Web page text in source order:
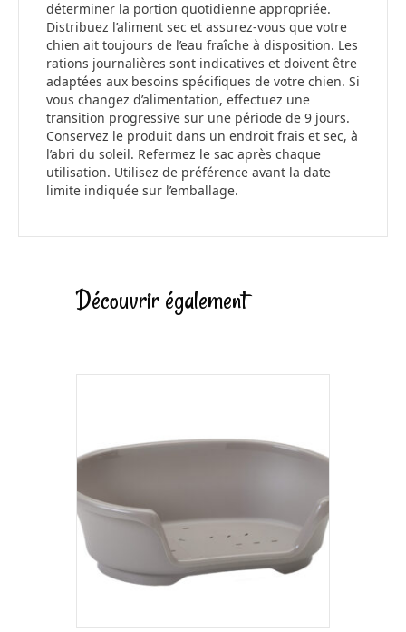
déterminer la portion quotidienne appropriée.
Distribuez l’aliment sec et assurez-vous que votre
chien ait toujours de l’eau fraîche à disposition. Les
rations journalières sont indicatives et doivent être
adaptées aux besoins spécifiques de votre chien. Si
vous changez d’alimentation, effectuez une
transition progressive sur une période de 9 jours.
Conservez le produit dans un endroit frais et sec, à
l’abri du soleil. Refermez le sac après chaque
utilisation. Utilisez de préférence avant la date
limite indiquée sur l’emballage.
Découvrir également